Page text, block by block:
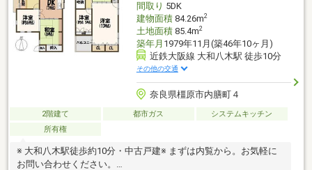
間取り 5DK
建物面積84.26m2
土地面積85.4m2
築年月 1979年11月(築46年10ヶ月)
近鉄大阪線 大和八木駅 徒歩10分
その他の交通
奈良県橿原市内膳町４
2階建て 都市ガス
システムキッチン
所有権
※ 大和八木駅徒歩約10分・中古戸建※ まずは内覧から。お気軽に
お問い合わせください。